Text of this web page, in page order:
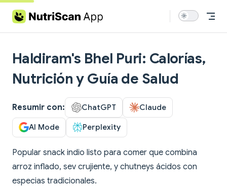
Skip to content
Haldiram's Bhel Puri: Calorías,
Nutrición y Guía de Salud
Resumir con: ChatGPT Claude
AI Mode Perplexity
Popular snack indio listo para comer que combina
arroz inflado, sev crujiente, y chutneys ácidos con
especias tradicionales.